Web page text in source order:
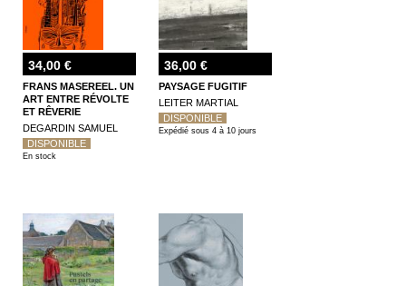
34,00 €
FRANS MASEREEL. UN
ART ENTRE RÉVOLTE
ET RÊVERIE
DEGARDIN SAMUEL
DISPONIBLE
En stock
36,00 €
PAYSAGE FUGITIF
LEITER MARTIAL
DISPONIBLE
Expédié sous 4 à 10 jours